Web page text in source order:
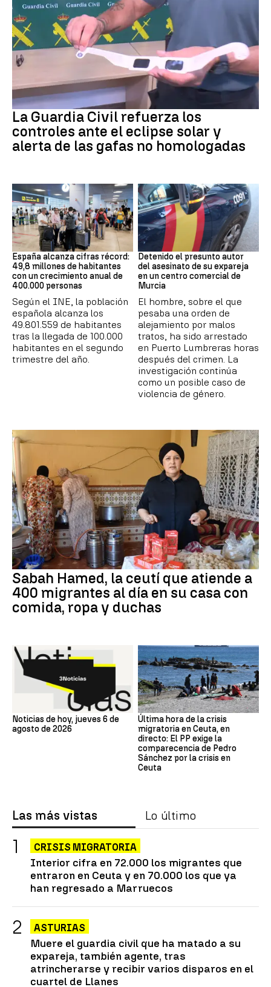
Eclipse solar
La Guardia Civil refuerza los
controles ante el eclipse solar y
alerta de las gafas no homologadas
HABITANTES ESPAÑA
España alcanza cifras récord:
49,8 millones de habitantes
con un crecimiento anual de
400.000 personas
Según el INE, la población
española alcanza los
49.801.559 de habitantes
tras la llegada de 100.000
habitantes en el segundo
trimestre del año.
Asesinato
Detenido el presunto autor
del asesinato de su expareja
en un centro comercial de
Murcia
El hombre, sobre el que
pesaba una orden de
alejamiento por malos
tratos, ha sido arrestado
en Puerto Lumbreras horas
después del crimen. La
investigación continúa
como un posible caso de
violencia de género.
Sabah Hamed, la ceutí que atiende a
400 migrantes al día en su casa con
comida, ropa y duchas
Noticias de hoy, jueves 6 de
agosto de 2026
Última hora de la crisis
migratoria en Ceuta, en
directo: El PP exige la
comparecencia de Pedro
Sánchez por la crisis en
Ceuta
Las más vistas Lo último
CRISIS MIGRATORIA
Interior cifra en 72.000 los migrantes que
entraron en Ceuta y en 70.000 los que ya
han regresado a Marruecos
ASTURIAS
Muere el guardia civil que ha matado a su
expareja, también agente, tras
atrincherarse y recibir varios disparos en el
cuartel de Llanes